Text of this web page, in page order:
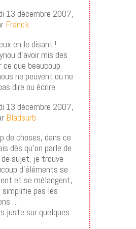
13 décembre 2007,
Franck
en le disant !
d’avoir mis des
que beaucoup
ne peuvent ou ne
dire ou écrire.
13 décembre 2007,
Bladsurb
de choses, dans ce
dès qu’on parle de
de sujet, je trouve
d’éléments se
et se mélangent,
simplifie pas les
…
juste sur quelques